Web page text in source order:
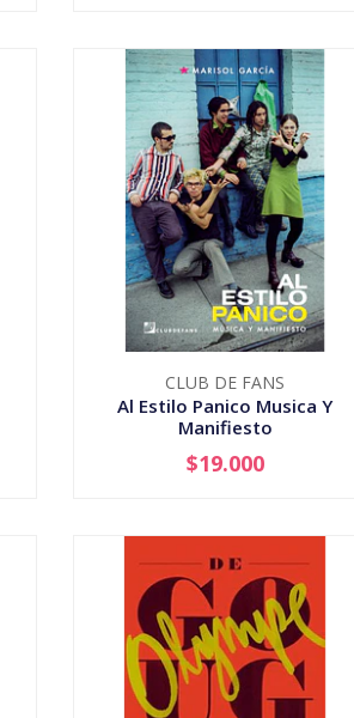
CLUB DE FANS
Al Estilo Panico Musica Y
Manifiesto
+
$19.000